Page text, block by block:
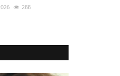
288